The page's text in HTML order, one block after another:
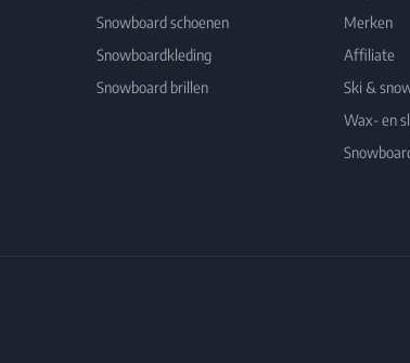
Snowboard schoenen
Snowboardkleding
Snowboard brillen
Merken
Affiliate
Ski &
Wax- en